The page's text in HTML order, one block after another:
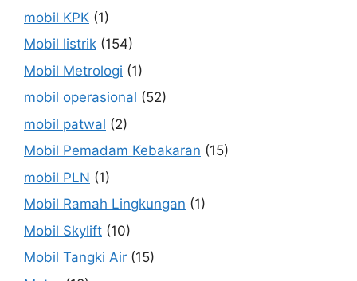
mobil KPK (1)
Mobil listrik (154)
Mobil Metrologi (1)
mobil operasional (52)
mobil patwal (2)
Mobil Pemadam Kebakaran (15)
mobil PLN (1)
Mobil Ramah Lingkungan (1)
Mobil Skylift (10)
Mobil Tangki Air (15)